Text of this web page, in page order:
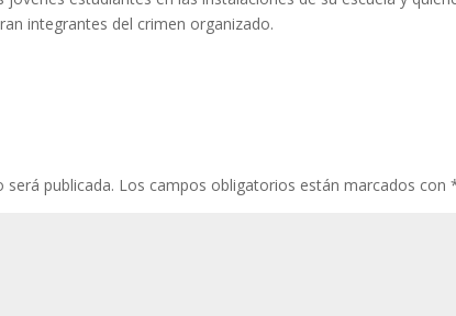
integrantes del crimen organizado.
publicada. Los campos obligatorios están marcados con